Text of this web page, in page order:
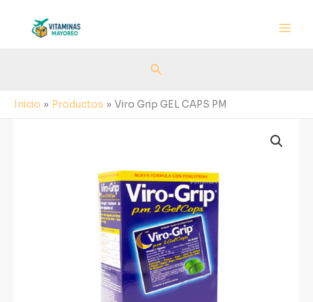
contenido
Buscar
Inicio Productos Viro Grip GEL CAPS PM